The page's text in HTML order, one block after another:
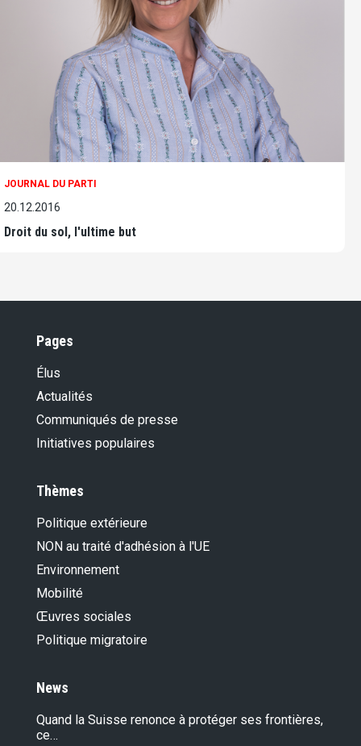
JOURNAL DU PARTI
20.12.2016
Droit du sol, l'ultime but
Pages
Élus
Actualités
Communiqués de presse
Initiatives populaires
Thèmes
Politique extérieure
NON au traité d'adhésion à l'UE
Environnement
Mobilité
Œuvres sociales
Politique migratoire
News
Quand la Suisse renonce à protéger ses frontières,
ce…